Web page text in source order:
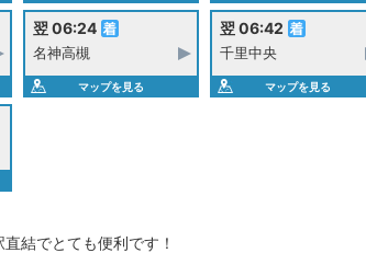
翌 06:24
名神高槻
マップを見る
翌 06:42
千里中央
マップを見る
結でとても便利です！